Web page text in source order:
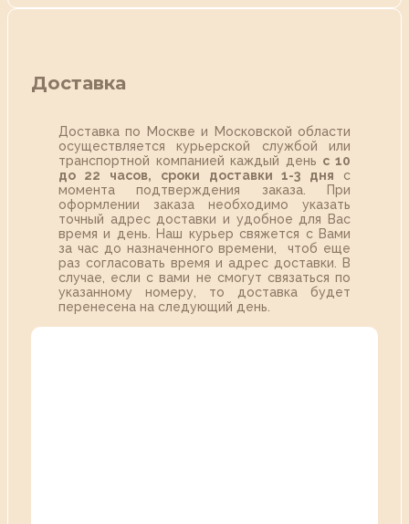
Доставка
Доставка по Москве и Московской области
осуществляется курьерской службой или
транспортной компанией каждый день с 10
до 22 часов,
сроки доставки 1-3 дня с
момента подтверждения заказа. При
оформлении заказа необходимо указать
точный адрес доставки и удобное для Вас
время и день. Наш курьер свяжется с Вами
за час до назначенного времени, чтоб еще
раз согласовать время и адрес доставки. В
случае, если с вами не смогут связаться по
указанному номеру, то доставка будет
перенесена на следующий день.